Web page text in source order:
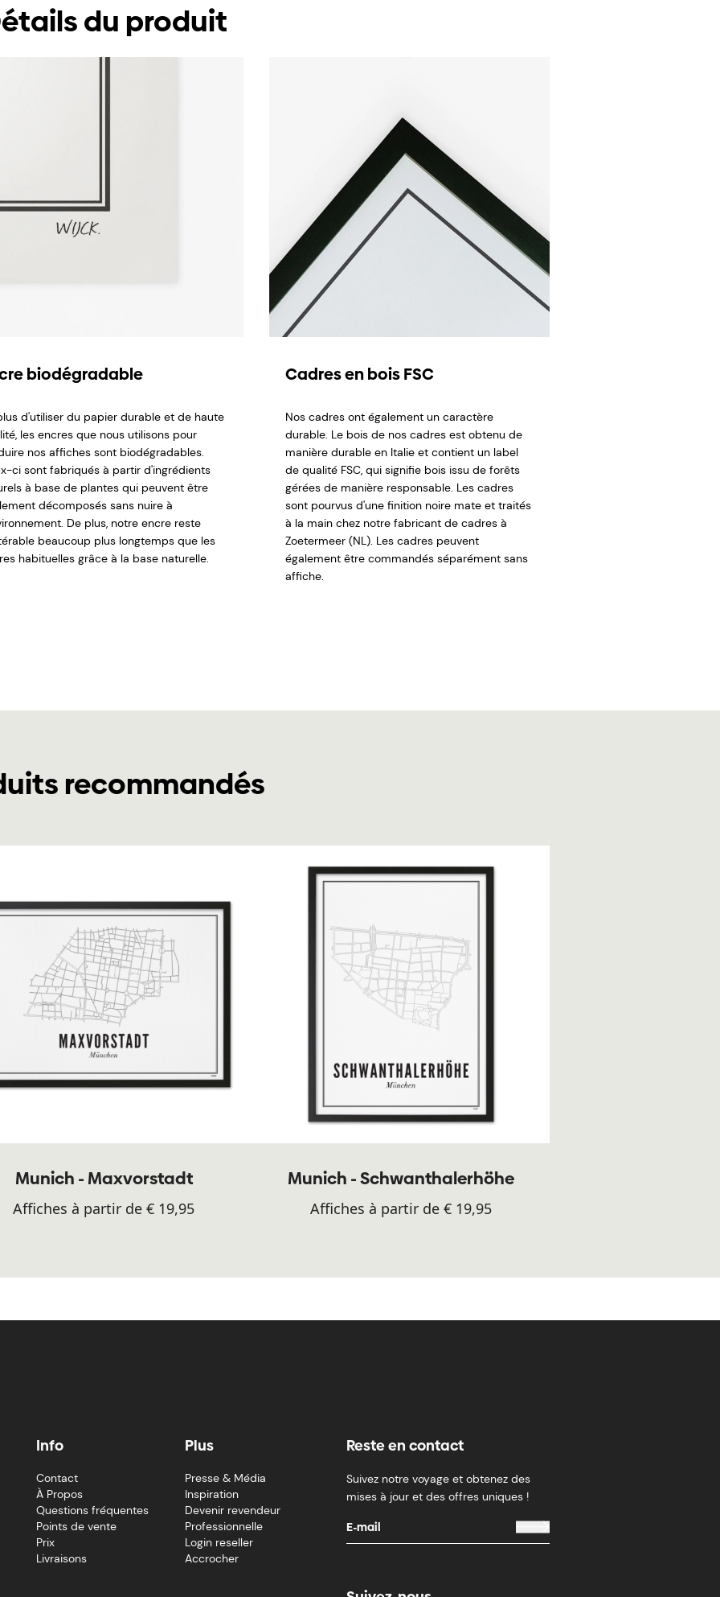
du produit
biodégradable
d'utiliser du papier durable et de haute
les encres que nous utilisons pour
nos affiches sont biodégradables.
ci sont fabriqués à partir d'ingrédients
à base de plantes qui peuvent être
décomposés sans nuire à
De plus, notre encre reste
beaucoup plus longtemps que les
habituelles grâce à la base naturelle.
Cadres en bois FSC
Nos cadres ont également un caractère
durable. Le bois de nos cadres est obtenu de
manière durable en Italie et contient un label
de qualité FSC, qui signifie bois issu de forêts
gérées de manière responsable. Les cadres
sont pourvus d'une finition noire mate et traités
à la main chez notre fabricant de cadres à
Zoetermeer (NL). Les cadres peuvent
également être commandés séparément sans
affiche.
recommandés
Munich - Maxvorstadt
Affiches à partir de € 19,95
Munich - Schwanthalerhöhe
Affiches à partir de € 19,95
Info
Contact
À Propos
Questions fréquentes
Points de vente
Prix
Livraisons
Plus
Presse & Média
Inspiration
Devenir revendeur
Professionnelle
Login reseller
Accrocher
Reste en contact
Suivez notre voyage et obtenez des
mises à jour et des offres uniques !